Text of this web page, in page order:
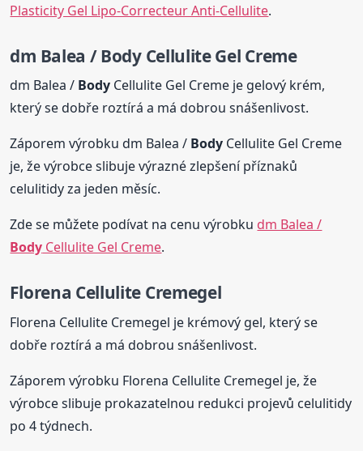
Plasticity Gel Lipo-Correcteur Anti-Cellulite.
dm Balea /BodyCellulite Gel Creme
dm Balea / Body Cellulite Gel Creme je gelový krém,
který se dobře roztírá a má dobrou snášenlivost.
Záporem výrobku dm Balea / Body Cellulite Gel Creme
je, že výrobce slibuje výrazné zlepšení příznaků
celulitidy za jeden měsíc.
Zde se můžete podívat na cenu výrobku dm Balea /
Body Cellulite Gel Creme.
Florena Cellulite Cremegel
Florena Cellulite Cremegel je krémový gel, který se
dobře roztírá a má dobrou snášenlivost.
Záporem výrobku Florena Cellulite Cremegel je, že
výrobce slibuje prokazatelnou redukci projevů celulitidy
po 4 týdnech.